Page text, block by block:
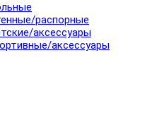
распорные
аксессуары
аксессуары